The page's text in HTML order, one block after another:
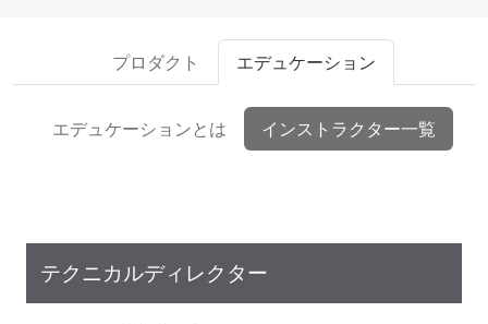
プロダクト エデュケーション
エデュケーションとは インストラクター一覧
テクニカルディレクター